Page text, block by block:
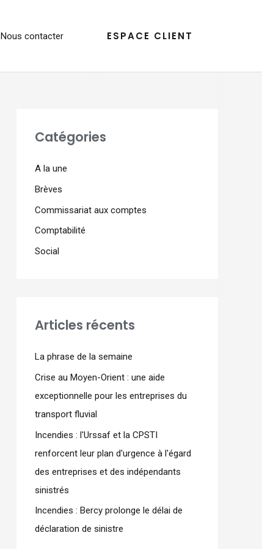
Nous contacter ESPACE CLIENT
Catégories
A la une
Brèves
Commissariat aux comptes
Comptabilité
Social
Articles récents
La phrase de la semaine
Crise au Moyen-Orient : une aide
exceptionnelle pour les entreprises du
transport fluvial
Incendies : l'Urssaf et la CPSTI
renforcent leur plan d'urgence à l'égard
des entreprises et des indépendants
sinistrés
Incendies : Bercy prolonge le délai de
déclaration de sinistre